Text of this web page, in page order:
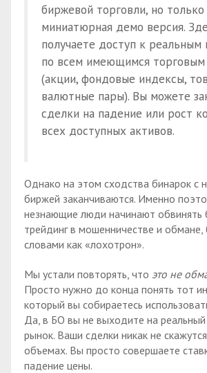
биржевой торговли, но только
миниатюрная демо версия.
получаете доступ к реальным
по всем имеющимся торговым
(акции, фондовые индексы,
валютные пары). Вы можете
сделки на падение или рост
всех доступных активов.
Однако на этом сходства бинарок с
биржей заканчиваются. Именно
незнающие люди начинают обвинять
трейдинг в мошенничестве и обмане,
словами как «лохотрон».
Мы устали повторять, что это не
Просто нужно до конца понять тот
который вы собираетесь
Да, в БО вы не выходите на
рынок. Ваши сделки никак не
объемах. Вы просто совершаете
падение цены.